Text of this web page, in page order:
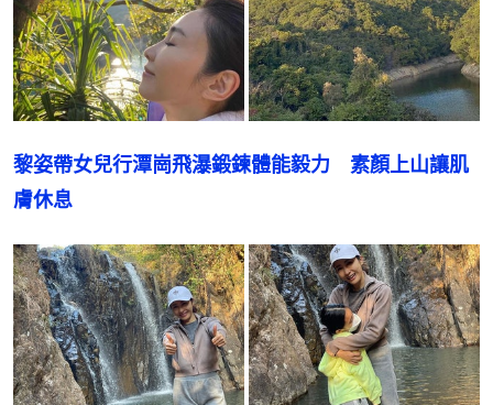
黎姿帶女兒行潭崗飛瀑鍛鍊體能毅力　素顏上山讓肌
膚休息